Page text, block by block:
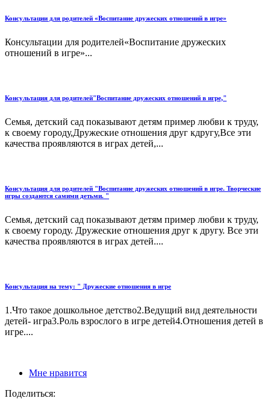
Консультации для родителей «Воспитание дружеских отношений в игре»
Консультации для родителей«Воспитание дружеских
отношений в игре»...
Консультация для родителей"Воспитание дружеских отношений в игре,"
Семья, детский сад показывают детям пример любви к труду,
к своему городу,Дружеские отношения друг кдругу,Все эти
качества проявляются в играх детей,...
Консультация для родителей "Воспитание дружеских отношений в игре. Творческие
игры создаются самими детьми. "
Семья, детский сад показывают детям пример любви к труду,
к своему городу. Дружеские отношения друг к другу. Все эти
качества проявляются в играх детей....
Консультация на тему: " Дружеские отношения в игре
1.Что такое дошкольное детство2.Ведущий вид деятельности
детей- игра3.Роль взрослого в игре детей4.Отношения детей в
игре....
Мне нравится
Поделиться: